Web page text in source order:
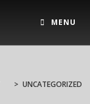
MENU
> UNCATEGORIZED